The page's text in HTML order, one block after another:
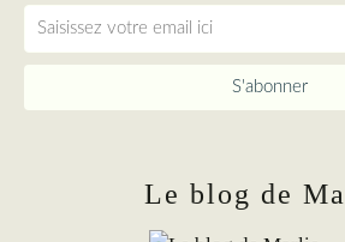
Le blog de